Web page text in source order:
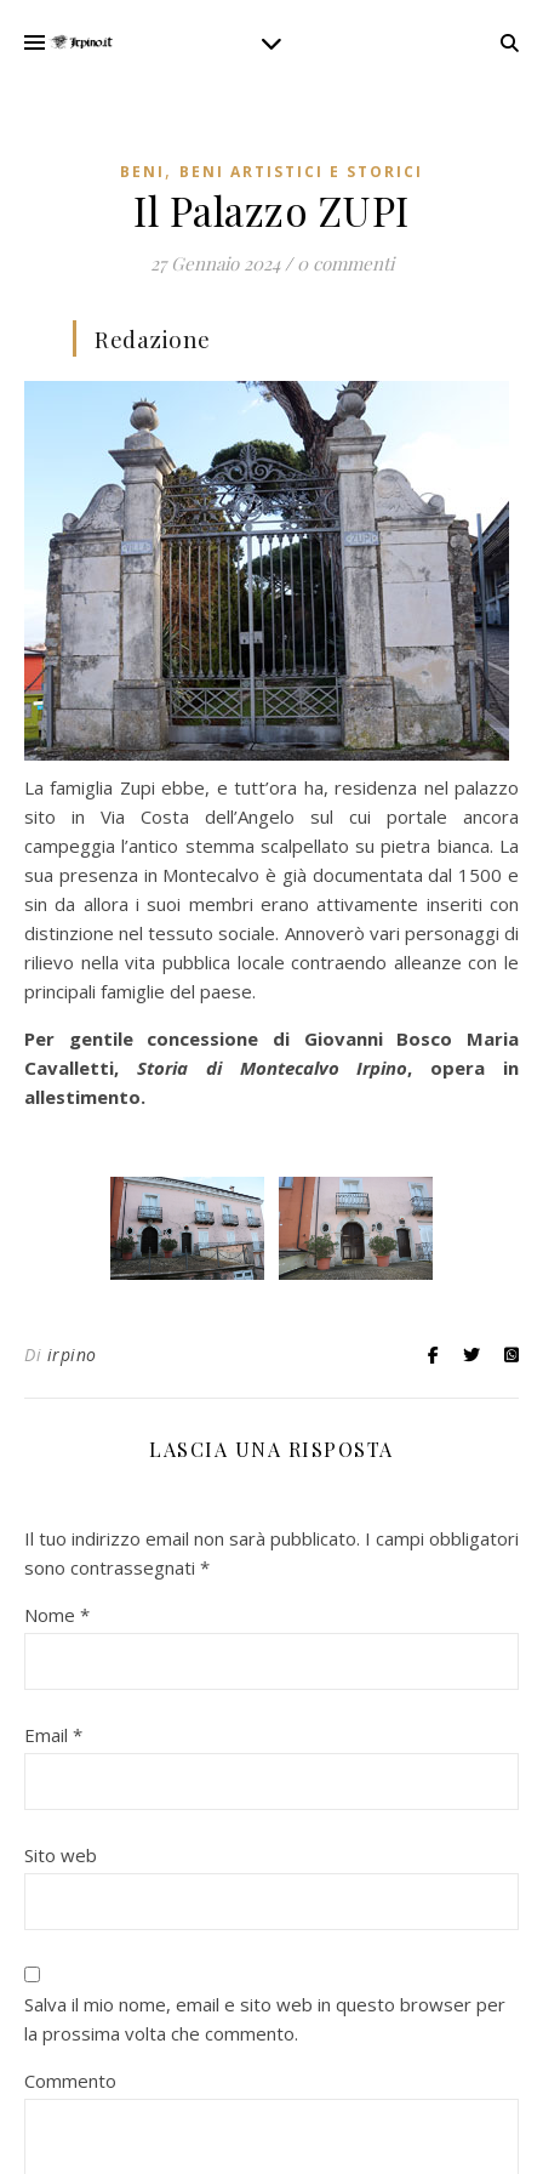
BENI , BENI ARTISTICI E STORICI
Il Palazzo ZUPI
27 Gennaio 2024 / 0 commenti
Redazione
La famiglia Zupi ebbe, e tutt’ora ha, residenza nel palazzo
sito in Via Costa dell’Angelo sul cui portale ancora
campeggia l’antico stemma scalpellato su pietra bianca. La
sua presenza in Montecalvo è già documentata dal 1500 e
sin da allora i suoi membri erano attivamente inseriti con
distinzione nel tessuto sociale. Annoverò vari personaggi di
rilievo nella vita pubblica locale contraendo alleanze con le
principali famiglie del paese.
Per gentile concessione di Giovanni Bosco Maria
Cavalletti, Storia di Montecalvo Irpino, opera in
allestimento.
Di irpino
LASCIA UNA RISPOSTA
Il tuo indirizzo email non sarà pubblicato. I campi obbligatori
sono contrassegnati *
Nome *
Email *
Sito web
Salva il mio nome, email e sito web in questo browser per
la prossima volta che commento.
Commento